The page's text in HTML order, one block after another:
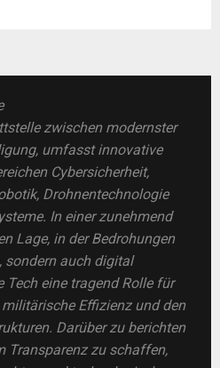
zwischen modernster
umfasst innovative
Cybersicherheit,
Drohnentechnologie
In einer zunehmend
Lage, in der Bedrohungen
sondern auch digital
Tech eine tragend Rolle für
Effizienz und den
Darüber zu berichten
Transparenz zu schaffen,